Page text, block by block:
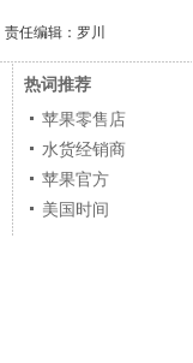
责任编辑：罗川
热词推荐
苹果零售店
水货经销商
苹果官方
美国时间